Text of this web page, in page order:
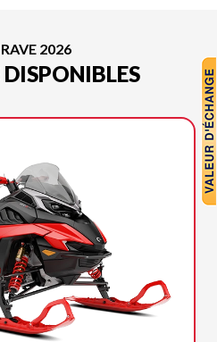
2026